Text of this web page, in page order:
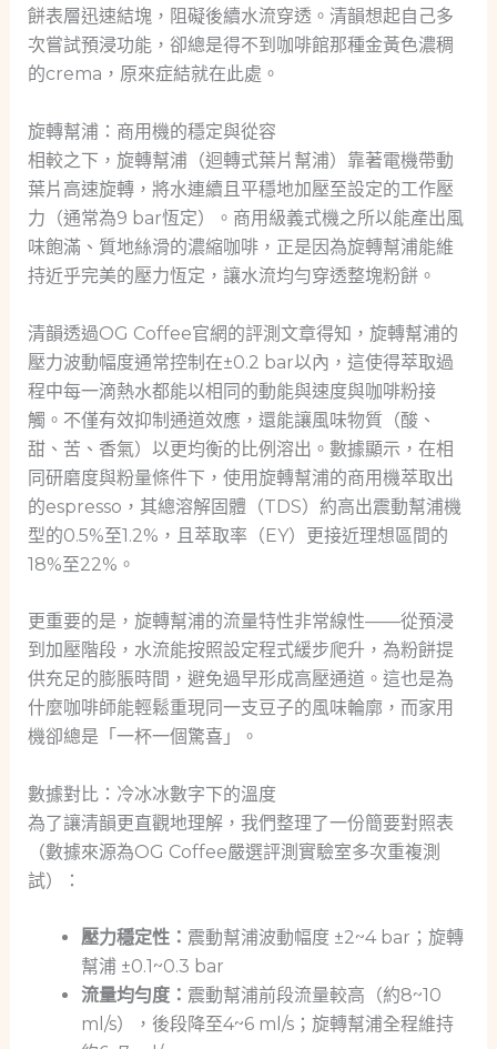
餅表層迅速結塊，阻礙後續水流穿透。清韻想起自己多
次嘗試預浸功能，卻總是得不到咖啡館那種金黃色濃稠
的crema，原來症結就在此處。
旋轉幫浦：商用機的穩定與從容
相較之下，旋轉幫浦（迴轉式葉片幫浦）靠著電機帶動
葉片高速旋轉，將水連續且平穩地加壓至設定的工作壓
力（通常為9 bar恆定）。商用級義式機之所以能產出風
味飽滿、質地絲滑的濃縮咖啡，正是因為旋轉幫浦能維
持近乎完美的壓力恆定，讓水流均勻穿透整塊粉餅。
清韻透過OG Coffee官網的評測文章得知，旋轉幫浦的
壓力波動幅度通常控制在±0.2 bar以內，這使得萃取過
程中每一滴熱水都能以相同的動能與速度與咖啡粉接
觸。不僅有效抑制通道效應，還能讓風味物質（酸、
甜、苦、香氣）以更均衡的比例溶出。數據顯示，在相
同研磨度與粉量條件下，使用旋轉幫浦的商用機萃取出
的espresso，其總溶解固體（TDS）約高出震動幫浦機
型的0.5%至1.2%，且萃取率（EY）更接近理想區間的
18%至22%。
更重要的是，旋轉幫浦的流量特性非常線性——從預浸
到加壓階段，水流能按照設定程式緩步爬升，為粉餅提
供充足的膨脹時間，避免過早形成高壓通道。這也是為
什麼咖啡師能輕鬆重現同一支豆子的風味輪廓，而家用
機卻總是「一杯一個驚喜」。
數據對比：冷冰冰數字下的溫度
為了讓清韻更直觀地理解，我們整理了一份簡要對照表
（數據來源為OG Coffee嚴選評測實驗室多次重複測
試）：
壓力穩定性： 震動幫浦波動幅度 ±2~4 bar；旋轉
幫浦 ±0.1~0.3 bar
流量均勻度： 震動幫浦前段流量較高（約8~10
ml/s），後段降至4~6 ml/s；旋轉幫浦全程維持